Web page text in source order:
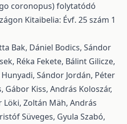
coronopus) folytatódó
Kitaibelia: Évf. 25 szám 1
Bak, Dániel Bodics, Sándor
Réka Fekete, Bálint Gilicze,
Sándor Jordán, Péter
Gábor Kiss, András Koloszár,
Löki, Zoltán Mäh, András
Süveges, Gyula Szabó,